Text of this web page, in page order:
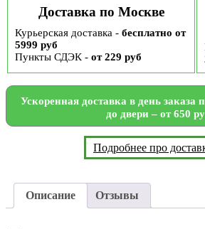
Доставка по Москве
Курьерская доставка - бесплатно от
5999 руб
Пункты СДЭК - от 229 руб
Ускоренная доставка в день заказа
до двери – от 650
Подробнее про
Описание Отзывы